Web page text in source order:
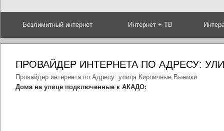
Безлимитный интернет Интернет + ТВ
ПРОВАЙДЕР ИНТЕРНЕТА ПО АДРЕСУ:
Провайдер интернета по Адресу: улица Кирпичные Выемки
Дома на улице подключенные к АКАДО: